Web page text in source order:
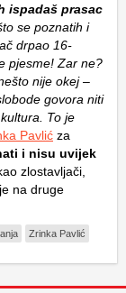
ispadaš prasac
se poznatih i
drpao 16-
pjesme! Zar ne?
nije okej –
govora niti
To je
Pavlić za
i nisu uvijek
zlostavljači,
na druge
Zrinka Pavlić